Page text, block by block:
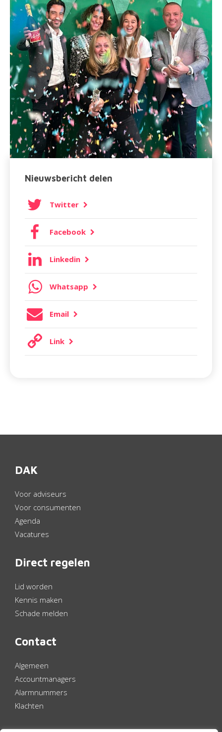
Nieuwsbericht delen
Twitter
Facebook
Linkedin
Whatsapp
Email
Link
DAK
Voor adviseurs
Voor consumenten
Agenda
Vacatures
Direct regelen
Lid worden
Kennis maken
Schade melden
Contact
Algemeen
Accountmanagers
Alarmnummers
Klachten